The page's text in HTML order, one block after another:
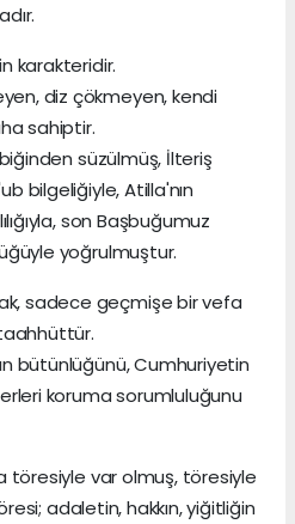
karakteridir.
diz çökmeyen, kendi
sahiptir.
süzülmüş, İlteriş
bilgeliğiyle, Atilla'nın
son Başbuğumuz
yoğrulmuştur.
sadece geçmişe bir vefa
bütünlüğünü, Cumhuriyetin
koruma sorumluluğunu
töresiyle var olmuş, töresiyle
adaletin, hakkın, yiğitliğin